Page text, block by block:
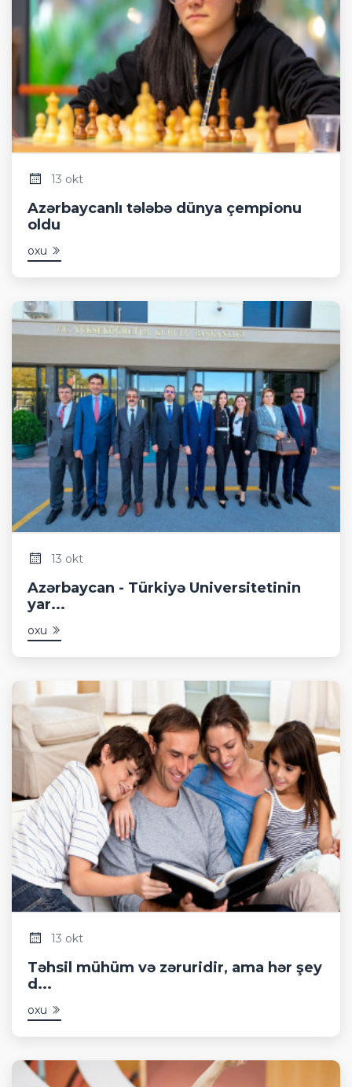
13 okt
Azərbaycanlı tələbə dünya çempionu
oldu
oxu
13 okt
Azərbaycan - Türkiyə Universitetinin
yar...
oxu
13 okt
Təhsil mühüm və zəruridir, ama hər şey
d...
oxu